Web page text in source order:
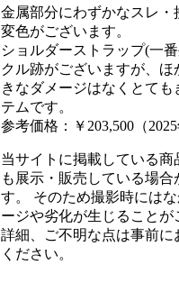
金属部分にわずかなスレ・
変色がございます。
ショルダーストラップ(一
クル跡がございますが、ほ
きなダメージはなくとても
テムです。
参考価格：￥203,500（2025
当サイトに掲載している商
も展示・販売している場合
す。 そのため撮影時には
ージや劣化が生じることが
詳細、ご不明な点は事前に
ください。